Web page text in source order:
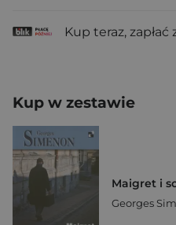
Kup teraz, zapłać
Kup w zestawie
Maigret i
Georges